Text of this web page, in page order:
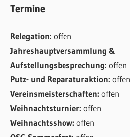
Termine
Relegation:offen
Jahreshauptversammlung &
Aufstellungsbesprechung:offen
Putz- und Reparaturaktion:offen
Vereinsmeisterschaften:offen
Weihnachtsturnier:offen
Weihnachtsshow:offen